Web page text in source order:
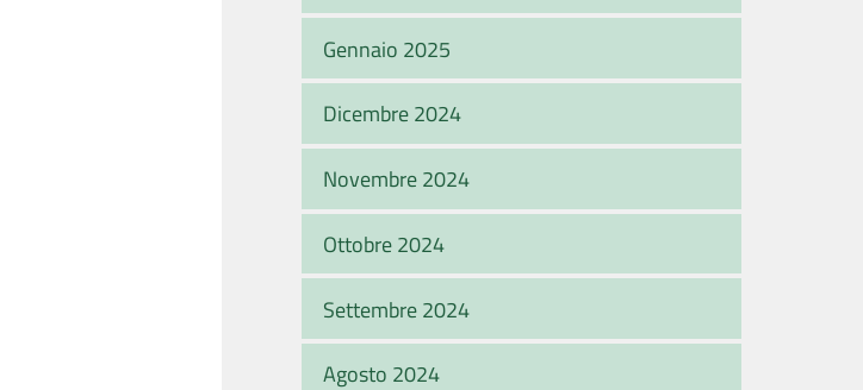
Gennaio 2025
Dicembre 2024
Novembre 2024
Ottobre 2024
Settembre 2024
Agosto 2024